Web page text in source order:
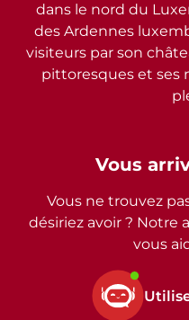
Vous
Vous ne trouvez
désiriez avoir ? Notre
vous
dans le nord du
des Ardennes
visiteurs par son
pittoresques et ses